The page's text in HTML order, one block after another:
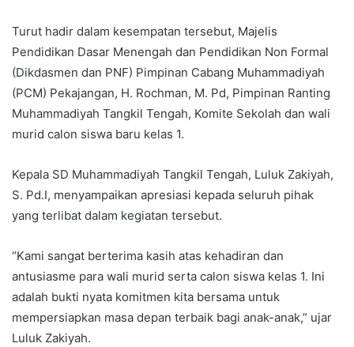
Turut hadir dalam kesempatan tersebut, Majelis
Pendidikan Dasar Menengah dan Pendidikan Non Formal
(Dikdasmen dan PNF) Pimpinan Cabang Muhammadiyah
(PCM) Pekajangan, H. Rochman, M. Pd, Pimpinan Ranting
Muhammadiyah Tangkil Tengah, Komite Sekolah dan wali
murid calon siswa baru kelas 1.
Kepala SD Muhammadiyah Tangkil Tengah, Luluk Zakiyah,
S. Pd.I, menyampaikan apresiasi kepada seluruh pihak
yang terlibat dalam kegiatan tersebut.
“Kami sangat berterima kasih atas kehadiran dan
antusiasme para wali murid serta calon siswa kelas 1. Ini
adalah bukti nyata komitmen kita bersama untuk
mempersiapkan masa depan terbaik bagi anak-anak,” ujar
Luluk Zakiyah.